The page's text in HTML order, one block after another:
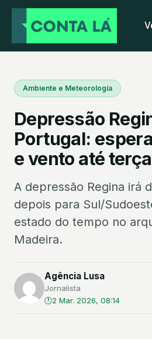
Ambiente e Meteorologia
Depressão
Portugal:
e vento até
A depressão Regina irá
depois para Sul/
estado do tempo no
Madeira.
Agência Lusa
Jornalista
2 Mar. 2026, 08:14